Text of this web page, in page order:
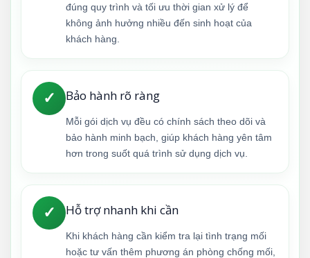
đúng quy trình và tối ưu thời gian xử lý để
không ảnh hưởng nhiều đến sinh hoạt của
khách hàng.
✓ Bảo hành rõ ràng
Mỗi gói dịch vụ đều có chính sách theo dõi và
bảo hành minh bạch, giúp khách hàng yên tâm
hơn trong suốt quá trình sử dụng dịch vụ.
✓ Hỗ trợ nhanh khi cần
Khi khách hàng cần kiểm tra lại tình trạng mối
hoặc tư vấn thêm phương án phòng chống mối,